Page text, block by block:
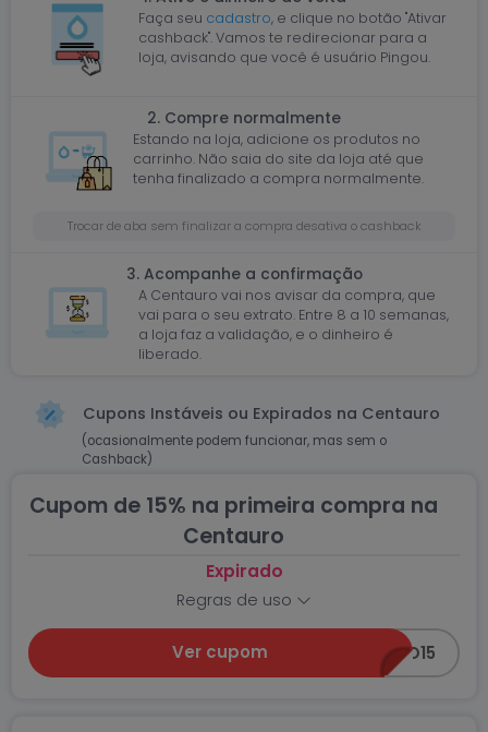
Faça seu cadastro, e clique no botão "Ativar
cashback". Vamos te redirecionar para a
loja, avisando que você é usuário Pingou.
2. Compre normalmente
Estando na loja, adicione os produtos no
carrinho. Não saia do site da loja até que
tenha finalizado a compra normalmente.
Trocar de aba sem finalizar a compra desativa o cashback
3. Acompanhe a confirmação
A Centauro vai nos avisar da compra, que
vai para o seu extrato. Entre 8 a 10 semanas,
a loja faz a validação, e o dinheiro é
liberado.
Cupons Instáveis ou Expirados na Centauro
(ocasionalmente podem funcionar, mas sem o
Cashback)
Cupom de 15% na primeira compra na
Centauro
Expirado
Regras de uso
Ver cupom BEMVINDO15